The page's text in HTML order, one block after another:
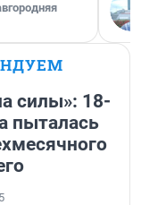
силы»: 18-
пыталась